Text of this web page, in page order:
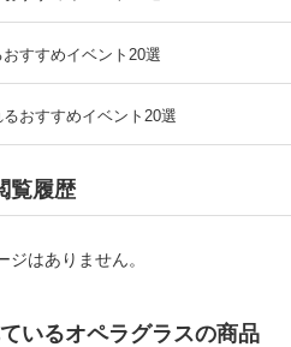
すすめイベント20選
おすすめイベント20選
覧履歴
はありません。
いるオペラグラスの商品